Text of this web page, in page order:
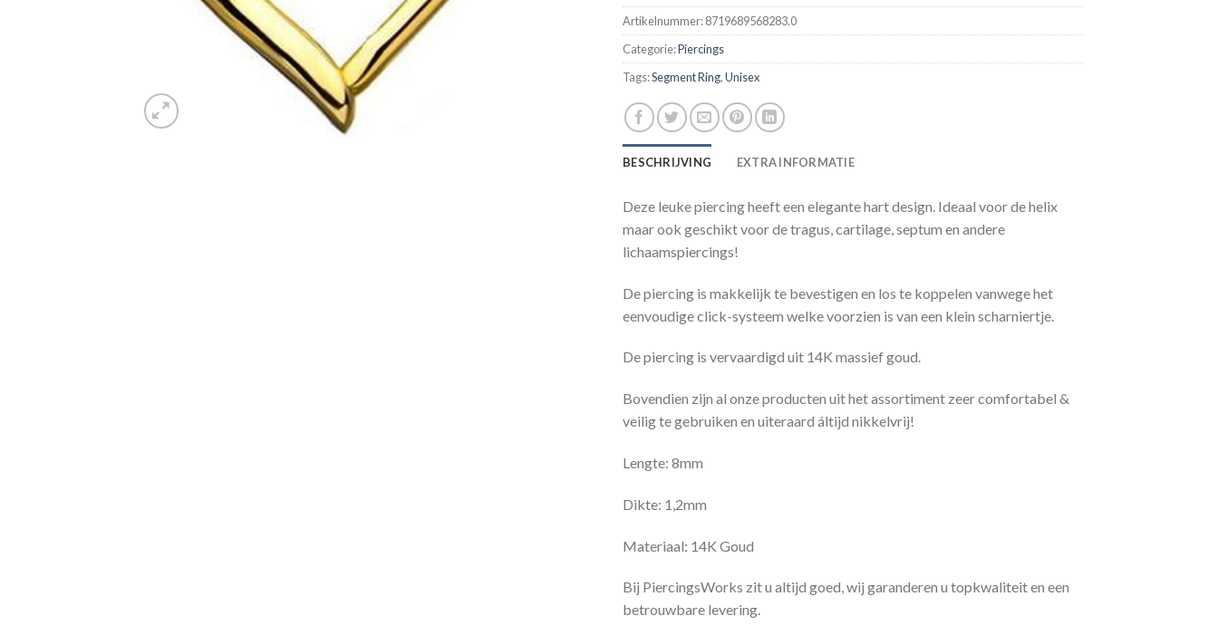
Artikelnummer:8719689568283.0
Categorie:Piercings
Tags:Segment Ring,Unisex
BESCHRIJVING EXTRA INFORMATIE
Deze leuke piercing heeft een elegante hart design. Ideaal voor de helix
maar ook geschikt voor de tragus, cartilage, septum en andere
lichaamspiercings!
De piercing is makkelijk te bevestigen en los te koppelen vanwege het
eenvoudige click-systeem welke voorzien is van een klein scharniertje.
De piercing is vervaardigd uit 14K massief goud.
Bovendien zijn al onze producten uit het assortiment zeer comfortabel &
veilig te gebruiken en uiteraard áltijd nikkelvrij!
Lengte: 8mm
Dikte: 1,2mm
Materiaal: 14K Goud
Bij PiercingsWorks zit u altijd goed, wij garanderen u topkwaliteit en een
betrouwbare levering.